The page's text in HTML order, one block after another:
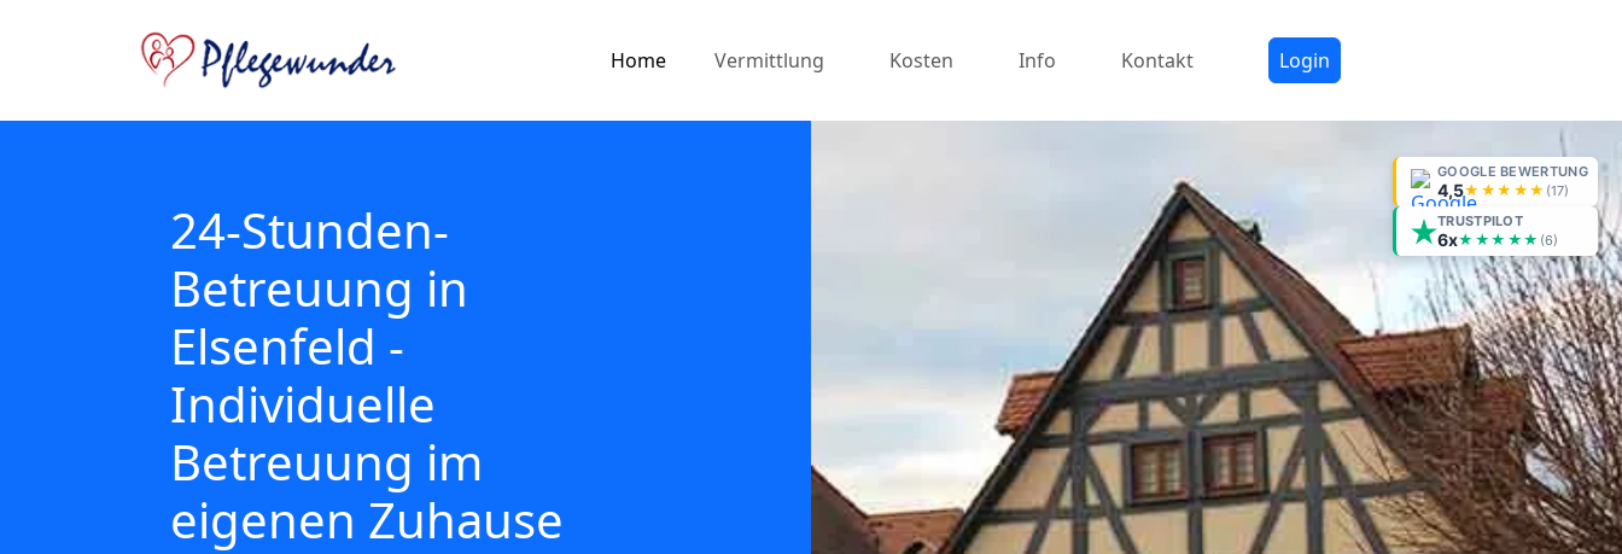
Home Vermittlung Kosten Info Kontakt Login
GOOGLE BEWERTUNG
4,5★★★★★ (17)
TRUSTPILOT
6x★★★★★ (6)
24-Stunden-
Betreuung in
Elsenfeld -
Individuelle
Betreuung im
eigenen Zuhause